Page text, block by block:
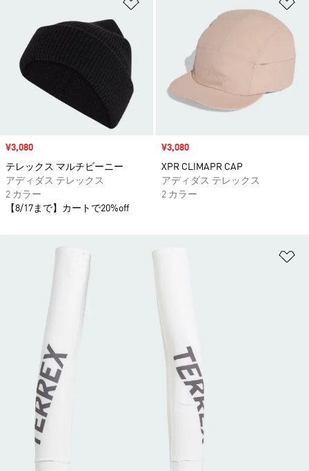
セール価格
¥3,080
テレックス マルチビーニー
アディダス テレックス
2 カラー
【8/17まで】カートで20%off
セール価格
¥3,080
XPR CLIMAPR CAP
アディダス テレックス
2 カラー